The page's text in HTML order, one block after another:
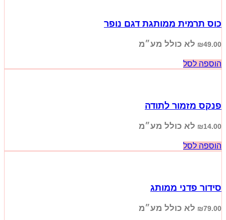
כוס תרמית ממותגת דגם נופר
₪49.00 לא כולל מע״מ
הוספה לסל
פנקס מזמור לתודה
₪14.00 לא כולל מע״מ
הוספה לסל
סידור פדני ממותג
₪79.00 לא כולל מע״מ